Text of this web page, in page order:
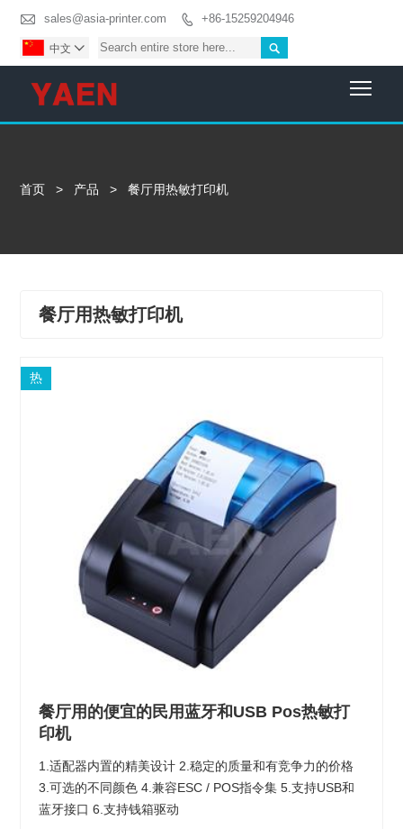
 sales@asia-printer.com  +86-15259204946

中文 
首页 > 产品 > 餐厅用热敏打印机
餐厅用热敏打印机
热
餐厅用的便宜的民用蓝牙和USB Pos热敏打
印机
1.适配器内置的精美设计 2.稳定的质量和有竞争力的价格
3.可选的不同颜色 4.兼容ESC / POS指令集 5.支持USB和
蓝牙接口 6.支持钱箱驱动